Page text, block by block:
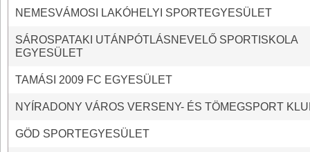
NEMESVÁMOSI LAKÓHELYI SPORTEGYESÜLET
SÁROSPATAKI UTÁNPÓTLÁSNEVELŐ SPORTISKOLA
EGYESÜLET
TAMÁSI 2009 FC EGYESÜLET
NYÍRADONY VÁROS VERSENY- ÉS TÖMEGSPORT
GÖD SPORTEGYESÜLET